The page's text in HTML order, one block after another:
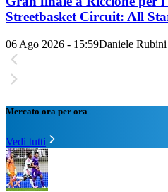
Streetbasket Circuit: All
06 Ago 2026 - 15:59Daniele Rubini
Mercato ora per ora
Vedi tutti